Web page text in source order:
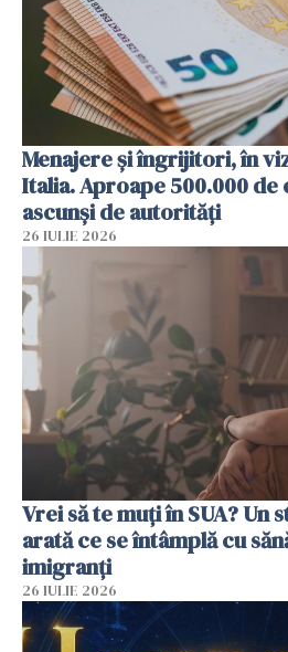
Menajere și îngrijitori, în
Italia. Aproape 500.000
ascunși de autorități
26 IULIE 2026
Vrei să te muți în SUA? Un
arată ce se întâmplă cu
imigranți
26 IULIE 2026